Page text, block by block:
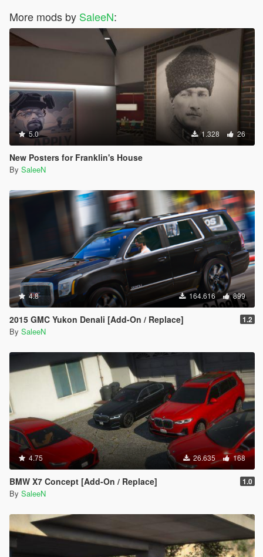
More mods by SaleeN:
5.0 1.328 26
New Posters for Franklin's House
By SaleeN
4.8 164.616 899
2015 GMC Yukon Denali [Add-On / Replace] 1.2
By SaleeN
4.75 26.635 168
BMW X7 Concept [Add-On / Replace] 1.0
By SaleeN